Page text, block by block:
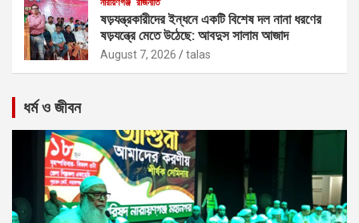
ষড়যন্ত্রকারীদের ইন্ধনে একটি বিশেষ দল নানা ধরণের
ষড়যন্ত্রে মেতে উঠেছে: আবদুস সালাম আজাদ
August 7, 2026 talas
ধর্ম ও জীবন